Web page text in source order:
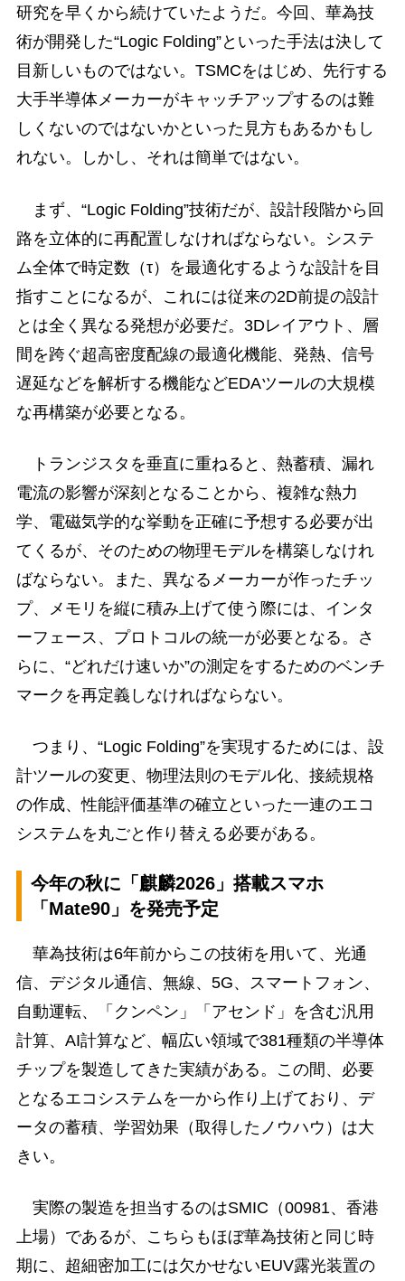
研究を早くから続けていたようだ。今回、華為技
術が開発した“Logic Folding”といった手法は決して
目新しいものではない。TSMCをはじめ、先行する
大手半導体メーカーがキャッチアップするのは難
しくないのではないかといった見方もあるかもし
れない。しかし、それは簡単ではない。
まず、“Logic Folding”技術だが、設計段階から回
路を立体的に再配置しなければならない。システ
ム全体で時定数（τ）を最適化するような設計を目
指すことになるが、これには従来の2D前提の設計
とは全く異なる発想が必要だ。3Dレイアウト、層
間を跨ぐ超高密度配線の最適化機能、発熱、信号
遅延などを解析する機能などEDAツールの大規模
な再構築が必要となる。
トランジスタを垂直に重ねると、熱蓄積、漏れ
電流の影響が深刻となることから、複雑な熱力
学、電磁気学的な挙動を正確に予想する必要が出
てくるが、そのための物理モデルを構築しなけれ
ばならない。また、異なるメーカーが作ったチッ
プ、メモリを縦に積み上げて使う際には、インタ
ーフェース、プロトコルの統一が必要となる。さ
らに、“どれだけ速いか”の測定をするためのベンチ
マークを再定義しなければならない。
つまり、“Logic Folding”を実現するためには、設
計ツールの変更、物理法則のモデル化、接続規格
の作成、性能評価基準の確立といった一連のエコ
システムを丸ごと作り替える必要がある。
今年の秋に「麒麟2026」搭載スマホ
「Mate90」を発売予定
華為技術は6年前からこの技術を用いて、光通
信、デジタル通信、無線、5G、スマートフォン、
自動運転、「クンペン」「アセンド」を含む汎用
計算、AI計算など、幅広い領域で381種類の半導体
チップを製造してきた実績がある。この間、必要
となるエコシステムを一から作り上げており、デ
ータの蓄積、学習効果（取得したノウハウ）は大
きい。
実際の製造を担当するのはSMIC（00981、香港
上場）であるが、こちらもほぼ華為技術と同じ時
期に、超細密加工には欠かせないEUV露光装置の